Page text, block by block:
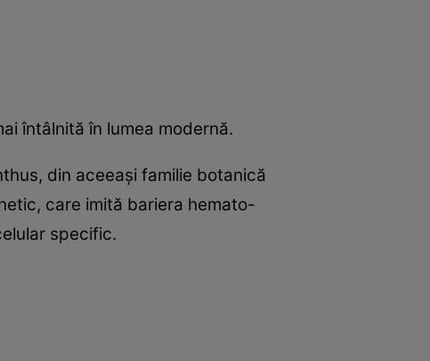
întâlnită în lumea modernă.
din aceeaşi familie botanică
care imită bariera hemato-
specific.